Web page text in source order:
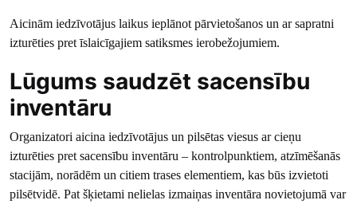
Aicinām iedzīvotājus laikus ieplānot pārvietošanos un ar sapratni
izturēties pret īslaicīgajiem satiksmes ierobežojumiem.
Lūgums saudzēt sacensību
inventāru
Organizatori aicina iedzīvotājus un pilsētas viesus ar cieņu
izturēties pret sacensību inventāru – kontrolpunktiem, atzīmēšanās
stacijām, norādēm un citiem trases elementiem, kas būs izvietoti
pilsētvidē. Pat šķietami nelielas izmaiņas inventāra novietojumā var